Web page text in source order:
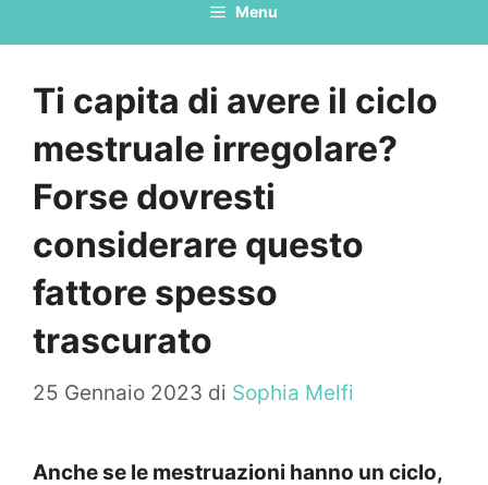
Menu
Ti capita di avere il ciclo
mestruale irregolare?
Forse dovresti
considerare questo
fattore spesso
trascurato
25 Gennaio 2023 di Sophia Melfi
Anche se le mestruazioni hanno un ciclo,